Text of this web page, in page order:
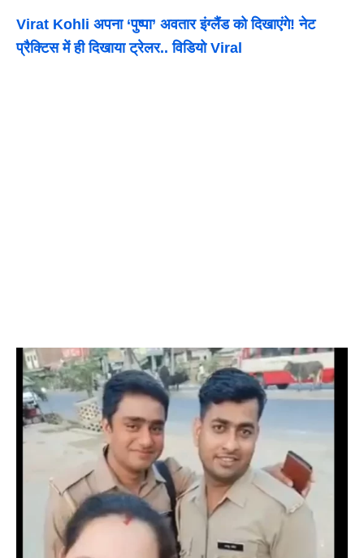
Virat Kohli अपना ‘पुष्पा’ अवतार इंग्लैंड को दिखाएंगे! नेट
प्रैक्टिस में ही दिखाया ट्रेलर.. विडियो Viral